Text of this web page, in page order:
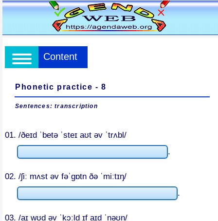
Content
Phonetic practice - 8
Sentences: transcription
01. /ðeɪd ˈbetə ˈsteɪ aʊt əv ˈtrʌbl/
.
02. /ʃiː mʌst əv fəˈɡɒtn ðə ˈmiːtɪŋ/
.
03. /aɪ wʊd əv ˈkɔːld ɪf aɪd ˈnəʊn/